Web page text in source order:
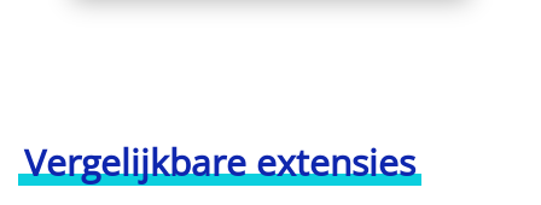
Vergelijkbare extensies